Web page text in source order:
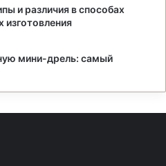
и различия в способах
изготовления
мини-дрель: самый